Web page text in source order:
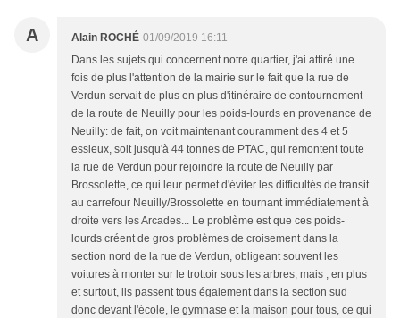
A Alain ROCHÉ 01/09/2019 16:11
Dans les sujets qui concernent notre quartier, j'ai attiré une
fois de plus l'attention de la mairie sur le fait que la rue de
Verdun servait de plus en plus d'itinéraire de contournement
de la route de Neuilly pour les poids-lourds en provenance de
Neuilly: de fait, on voit maintenant couramment des 4 et 5
essieux, soit jusqu'à 44 tonnes de PTAC, qui remontent toute
la rue de Verdun pour rejoindre la route de Neuilly par
Brossolette, ce qui leur permet d'éviter les difficultés de transit
au carrefour Neuilly/Brossolette en tournant immédiatement à
droite vers les Arcades... Le problème est que ces poids-
lourds créent de gros problèmes de croisement dans la
section nord de la rue de Verdun, obligeant souvent les
voitures à monter sur le trottoir sous les arbres, mais , en plus
et surtout, ils passent tous également dans la section sud
donc devant l'école, le gymnase et la maison pour tous, ce qui